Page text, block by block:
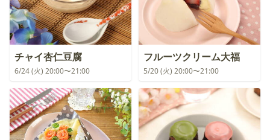
チャイ杏仁豆腐
6/24 (火) 20:00〜21:00
フルーツクリーム大福
5/20 (火) 20:00〜21:00